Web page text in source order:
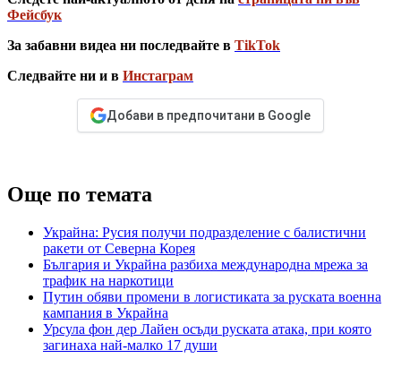
Фейсбук
За забавни видеа ни последвайте в TikTok
Следвайте ни и в Инстаграм
Добави в предпочитани в Google
Още по темата
Украйна: Русия получи подразделение с балистични
ракети от Северна Корея
България и Украйна разбиха международна мрежа за
трафик на наркотици
Путин обяви промени в логистиката за руската военна
кампания в Украйна
Урсула фон дер Лайен осъди руската атака, при която
загинаха най-малко 17 души